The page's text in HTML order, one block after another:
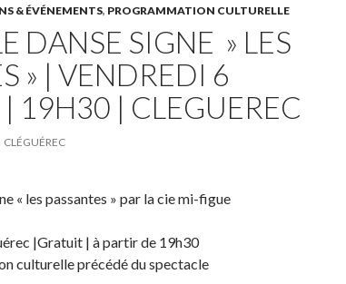
& ÉVÉNEMENTS, PROGRAMMATION CULTURELLE
DANSE SIGNE » LES
» | VENDREDI 6
19H30 | CLEGUEREC
CLÉGUÉREC
« les passantes » par la cie mi-figue
|Gratuit | à partir de 19h30
culturelle précédé du spectacle